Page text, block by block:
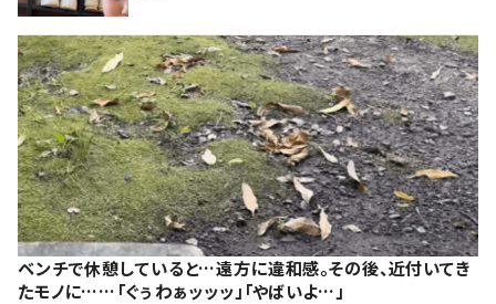
ベンチで休憩していると…遠方に違和感。その後、近付いてき
たモノに……「ぐぅわぁッッッ」「やばいよ…」